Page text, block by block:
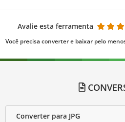
Avalie esta ferramenta
Você precisa converter e baixar pelo
Converter para JPG